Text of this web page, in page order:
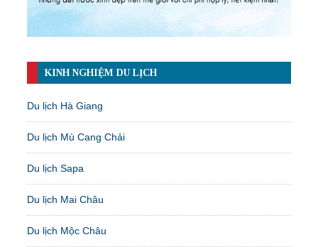
KINH NGHIỆM DU LỊCH
Du lịch Hà Giang
Du lịch Mù Cang Chải
Du lịch Sapa
Du lịch Mai Châu
Du lịch Mộc Châu